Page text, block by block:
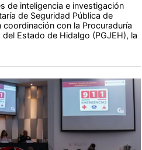
de inteligencia e investigación
de Seguridad Pública de
coordinación con la Procuraduría
Estado de Hidalgo (PGJEH), la